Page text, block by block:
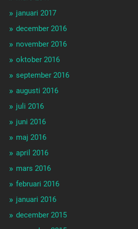
januari 2017
december 2016
november 2016
oktober 2016
september 2016
augusti 2016
juli 2016
juni 2016
maj 2016
april 2016
mars 2016
februari 2016
januari 2016
december 2015